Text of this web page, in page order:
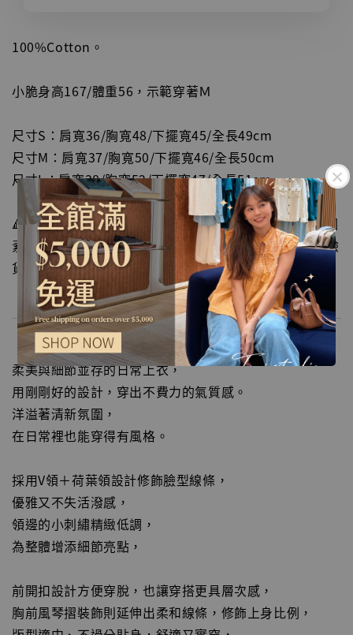
100%Cotton。
小脆身高167/體重56，示範穿著Ｍ
尺寸S：肩寬36/胸寬48/下擺寬45/全長49cm
尺寸M：肩寬37/胸寬50/下擺寬46/全長50cm
尺寸L：肩寬38/胸寬52/下擺寬47/全長51cm
🔺尺寸皆為水平手工測量，會因布料彈性、測量起點等因
素，與實際商品尺寸略有誤差，誤差尺寸±2cm為國際驗
貨標準可接受範圍。
柔美與細節並存的日常上衣，
用剛剛好的設計，穿出不費力的氣質感。
洋溢著清新氛圍，
在日常裡也能穿得有風格。
採用V領＋荷葉領設計修飾臉型線條，
優雅又不失活潑感，
領邊的小刺繡精緻低調，
為整體增添細節亮點，
前開扣設計方便穿脫，也讓穿搭更具層次感，
胸前風琴摺裝飾則延伸出柔和線條，修飾上身比例，